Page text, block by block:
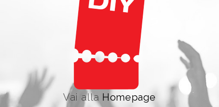
Vai alla Homepage